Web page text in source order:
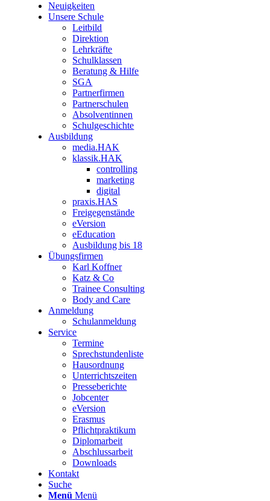
Neuigkeiten
Unsere Schule
Leitbild
Direktion
Lehrkräfte
Schulklassen
Beratung & Hilfe
SGA
Partnerfirmen
Partnerschulen
Absolventinnen
Schulgeschichte
Ausbildung
media.HAK
klassik.HAK
controlling
marketing
digital
praxis.HAS
Freigegenstände
eVersion
eEducation
Ausbildung bis 18
Übungsfirmen
Karl Koffner
Katz & Co
Trainee Consulting
Body and Care
Anmeldung
Schulanmeldung
Service
Termine
Sprechstundenliste
Hausordnung
Unterrichtszeiten
Presseberichte
Jobcenter
eVersion
Erasmus
Pflichtpraktikum
Diplomarbeit
Abschlussarbeit
Downloads
Kontakt
Suche
Menü Menü